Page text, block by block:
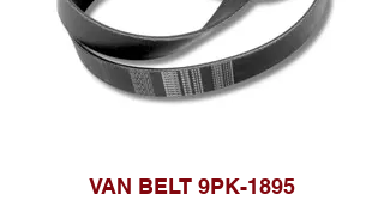
VAN BELT 9PK-1895